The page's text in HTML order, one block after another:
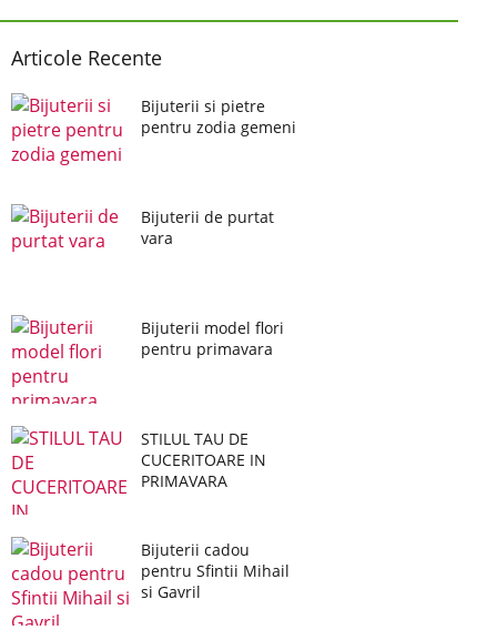
Articole Recente
Bijuterii si pietre
pentru zodia gemeni
Bijuterii de purtat
vara
Bijuterii model flori
pentru primavara
STILUL TAU DE
CUCERITOARE IN
PRIMAVARA
Bijuterii cadou
pentru Sfintii Mihail
si Gavril